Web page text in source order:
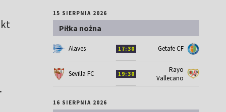
15 SIERPNIA 2026
Piłka nożna
Alaves 17:30 Getafe CF
Sevilla FC 19:30
Rayo
Vallecano
16 SIERPNIA 2026